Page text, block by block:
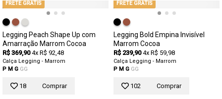
FRETE GRÁTIS
Legging Peach Shape Up com
Amarração Marrom Cocoa
R$ 369,90 4x R$ 92,48
Calça Legging - Marrom
P M G GG
18 Comprar
FRETE GRÁTIS
Legging Bold Empina Invisível
Marrom Cocoa
R$ 239,90 4x R$ 59,98
Calça Legging - Marrom
P M G GG
102 Comprar